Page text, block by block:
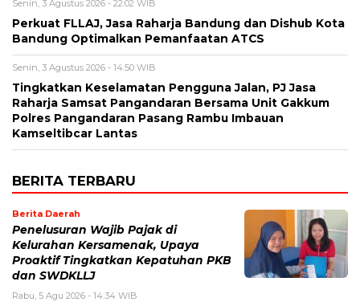
Senin, 3 Agustus 2026 - 22:02 WIB
Perkuat FLLAJ, Jasa Raharja Bandung dan Dishub Kota
Bandung Optimalkan Pemanfaatan ATCS
Senin, 3 Agustus 2026 - 14:50 WIB
Tingkatkan Keselamatan Pengguna Jalan, PJ Jasa
Raharja Samsat Pangandaran Bersama Unit Gakkum
Polres Pangandaran Pasang Rambu Imbauan
Kamseltibcar Lantas
BERITA TERBARU
Berita Daerah
Penelusuran Wajib Pajak di
Kelurahan Kersamenak, Upaya
Proaktif Tingkatkan Kepatuhan PKB
dan SWDKLLJ
Rabu, 5 Agu 2026 - 14:34 WIB